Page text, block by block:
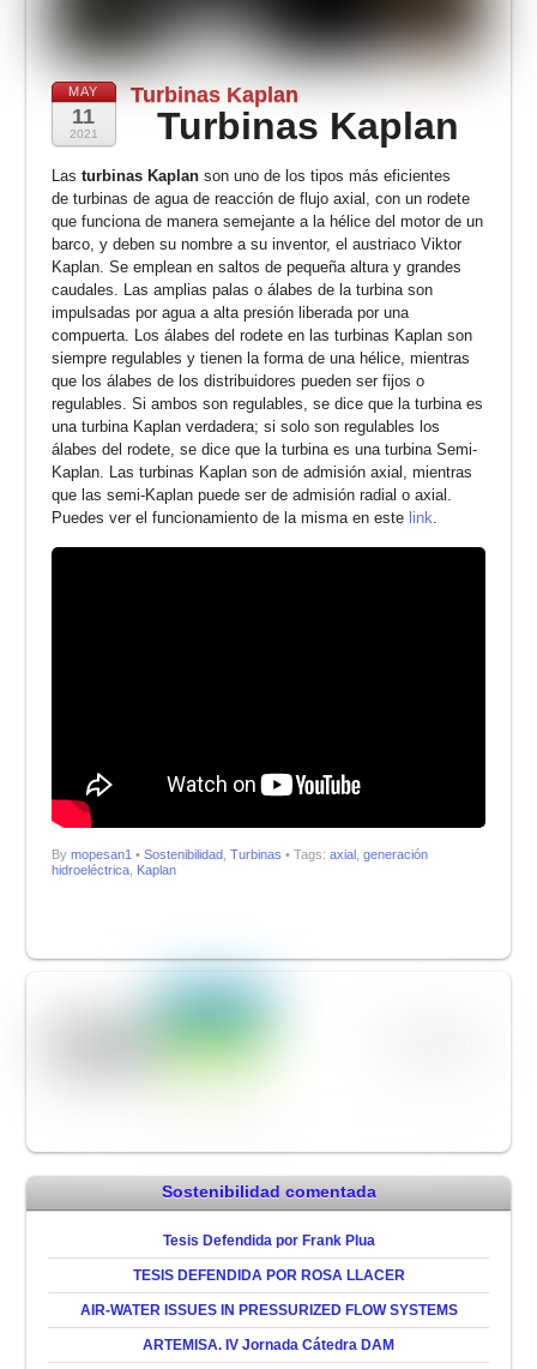
MAY
11
2021
Turbinas Kaplan
Turbinas Kaplan
Las turbinas Kaplanson uno de los tipos más eficientes
de turbinas de agua de reacción de flujo axial, con un rodete
que funciona de manera semejante a la hélice del motor de un
barco, y deben su nombre a su inventor, el austriaco Viktor
Kaplan. Se emplean en saltos de pequeña altura y grandes
caudales. Las amplias palas o álabes de la turbina son
impulsadas por agua a alta presión liberada por una
compuerta. Los álabes del rodete en las turbinas Kaplan son
siempre regulables y tienen la forma de una hélice, mientras
que los álabes de los distribuidores pueden ser fijos o
regulables. Si ambos son regulables, se dice que la turbina es
una turbina Kaplan verdadera; si solo son regulables los
álabes del rodete, se dice que la turbina es una turbina Semi-
Kaplan. Las turbinas Kaplan son de admisión axial, mientras
que las semi-Kaplan puede ser de admisión radial o axial.
Puedes ver el funcionamiento de la misma en este link
By mopesan1 • Sostenibilidad, Turbinas • Tags: axial, generación
hidroeléctrica, Kaplan
Sostenibilidad comentada
Tesis Defendida por Frank Plua
TESIS DEFENDIDA POR ROSA LLACER
AIR-WATER ISSUES IN PRESSURIZED FLOW SYSTEMS
ARTEMISA. IV Jornada Cátedra DAM